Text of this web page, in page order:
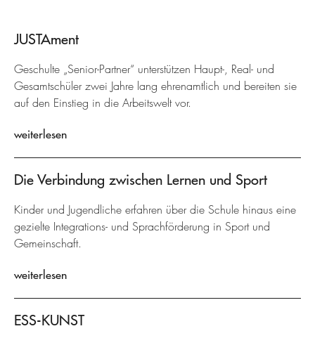
JUSTAment
Geschulte „Senior-Partner“ unterstützen Haupt-, Real- und
Gesamtschüler zwei Jahre lang ehrenamtlich und bereiten sie
auf den Einstieg in die Arbeitswelt vor.
weiterlesen
Die Verbindung zwischen Lernen und Sport
Kinder und Jugendliche erfahren über die Schule hinaus eine
gezielte Integrations- und Sprachförderung in Sport und
Gemeinschaft.
weiterlesen
ESS-KUNST